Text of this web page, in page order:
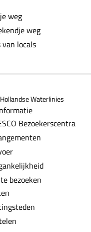
weg
weg
van locals
Waterlinies
Bezoekerscentra
bezoeken